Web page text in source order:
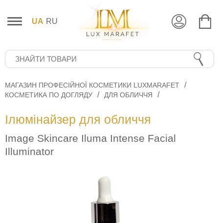
UA RU
МАГАЗИН ПРОФЕСІЙНОЇ КОСМЕТИКИ LUXMARAFET
КОСМЕТИКА ПО ДОГЛЯДУ
ДЛЯ ОБЛИЧЧЯ
Ілюмінайзер для обличчя
Image Skincare Iluma Intense Facial
Illuminator